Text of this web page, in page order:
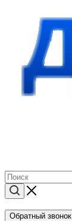
Обратный звонок